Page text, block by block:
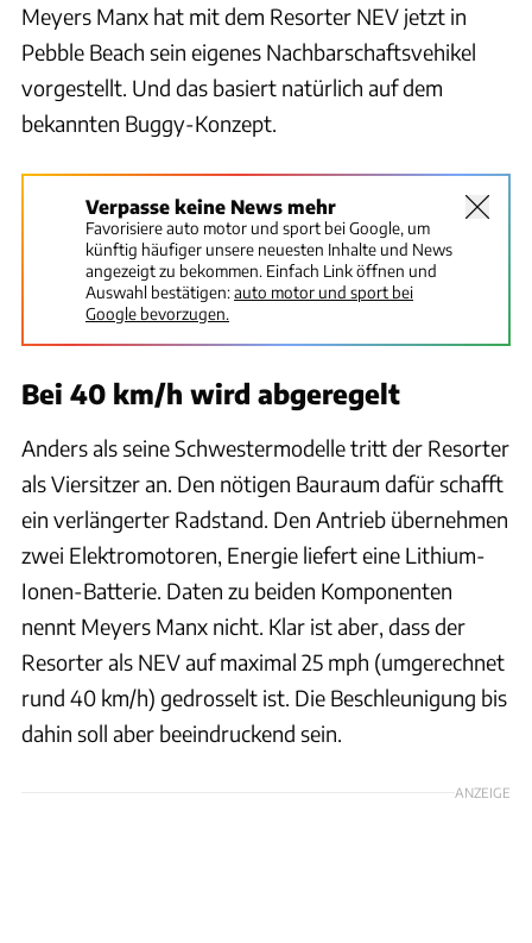
Meyers Manx hat mit dem Resorter NEV jetzt in
Pebble Beach sein eigenes Nachbarschaftsvehikel
vorgestellt. Und das basiert natürlich auf dem
bekannten Buggy-Konzept.
Verpasse keine News mehr
Favorisiere auto motor und sport bei Google, um
künftig häufiger unsere neuesten Inhalte und News
angezeigt zu bekommen. Einfach Link öffnen und
Auswahl bestätigen:auto motor und sport bei
Google bevorzugen.
Bei 40 km/h wird abgeregelt
Anders als seine Schwestermodelle tritt der Resorter
als Viersitzer an. Den nötigen Bauraum dafür schafft
ein verlängerter Radstand. Den Antrieb übernehmen
zwei Elektromotoren, Energie liefert eine Lithium-
Ionen-Batterie. Daten zu beiden Komponenten
nennt Meyers Manx nicht. Klar ist aber, dass der
Resorter als NEV auf maximal 25 mph (umgerechnet
rund 40 km/h) gedrosselt ist. Die Beschleunigung bis
dahin soll aber beeindruckend sein.
ANZEIGE